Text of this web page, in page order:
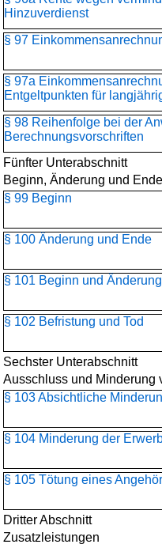
Hinzuverdienst
§ 97
§ 97a
Entgeltpunkten für
§ 98 Reihenfolge bei der
Berechnungsvorschriften
Fünfter Unterabschnitt
Beginn, Änderung und
§ 99 Beginn
§ 100 Änderung und Ende
§ 101 Beginn und
§ 102 Befristung und Tod
Sechster Unterabschnitt
Ausschluss und Minderung
§ 103 Absichtliche
§ 104 Minderung der
§ 105 Tötung eines
Dritter Abschnitt
Zusatzleistungen